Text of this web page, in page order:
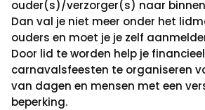
ouder(s)/verzorger(s) naar
Dan val je niet meer onder het
ouders en moet je je zelf
Door lid te worden help je
carnavalsfeesten te organiseren
van dagen en mensen met een
beperking.